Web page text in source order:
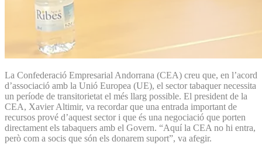
La Confederació Empresarial Andorrana (CEA) creu que, en l’acord
d’associació amb la Unió Europea (UE), el sector tabaquer necessita
un període de transitorietat el més llarg possible. El president de la
CEA, Xavier Altimir, va recordar que una entrada important de
recursos prové d’aquest sector i que és una negociació que porten
directament els tabaquers amb el Govern. “Aquí la CEA no hi entra,
però com a socis que són els donarem suport”, va afegir.